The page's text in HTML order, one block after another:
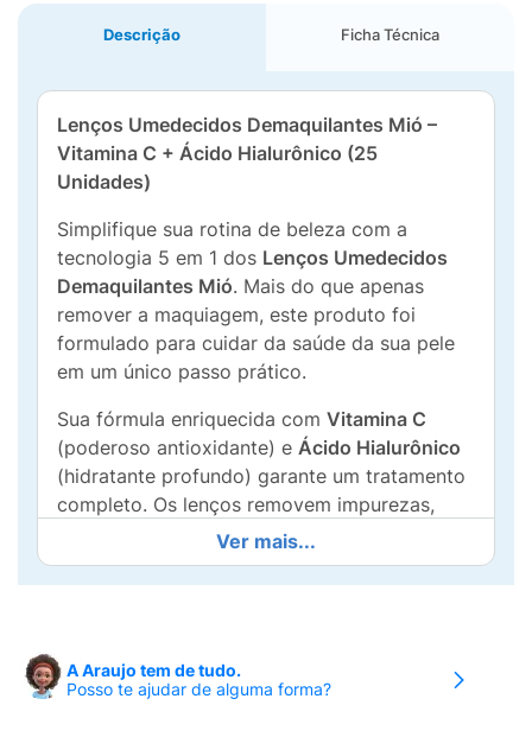
Descrição Ficha Técnica
Lenços Umedecidos Demaquilantes Mió –
Vitamina C + Ácido Hialurônico (25
Unidades)
Simplifique sua rotina de beleza com a
tecnologia 5 em 1 dos Lenços Umedecidos
Demaquilantes Mió. Mais do que apenas
remover a maquiagem, este produto foi
formulado para cuidar da saúde da sua pele
em um único passo prático.
Sua fórmula enriquecida com Vitamina C
(poderoso antioxidante) e Ácido Hialurônico
(hidratante profundo) garante um tratamento
completo. Os lenços removem impurezas,
oleosidade e maquiagem à prova d'água,
deixando a pele limpa, fresca e revitalizada.
Previne o Envelhecimento:
Ver mais...
A Araujo tem de tudo.
Posso te ajudar de alguma forma?